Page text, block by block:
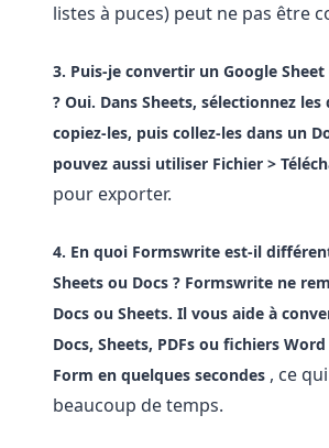
listes à puces) peut ne pas être
3. Puis-je convertir un Google Sheet
? Oui. Dans Sheets, sélectionnez les
copiez-les, puis collez-les dans un
pouvez aussi utiliser Fichier >
pour exporter.
4. En quoi Formswrite est-il
Sheets ou Docs ? Formswrite ne
Docs ou Sheets. Il vous aide à
Docs, Sheets, PDFs ou fichiers
Form en quelques secondes , ce
beaucoup de temps.